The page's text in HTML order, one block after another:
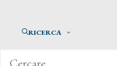
RICERCA
Si avviò all’attività